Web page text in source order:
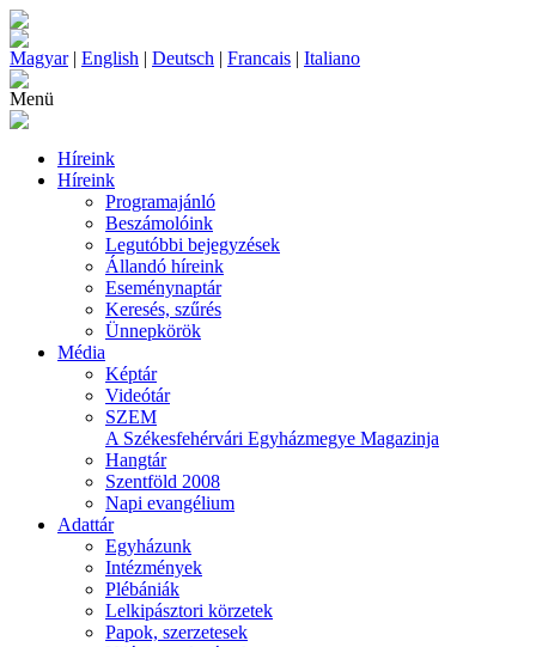
Magyar| English | Deutsch | Francais | Italiano
Menü
Híreink
Híreink
Programajánló
Beszámolóink
Legutóbbi bejegyzések
Állandó híreink
Eseménynaptár
Keresés, szűrés
Ünnepkörök
Média
Képtár
Videótár
SZEM
A Székesfehérvári Egyházmegye Magazinja
Hangtár
Szentföld 2008
Napi evangélium
Adattár
Egyházunk
Intézmények
Plébániák
Lelkipásztori körzetek
Papok, szerzetesek